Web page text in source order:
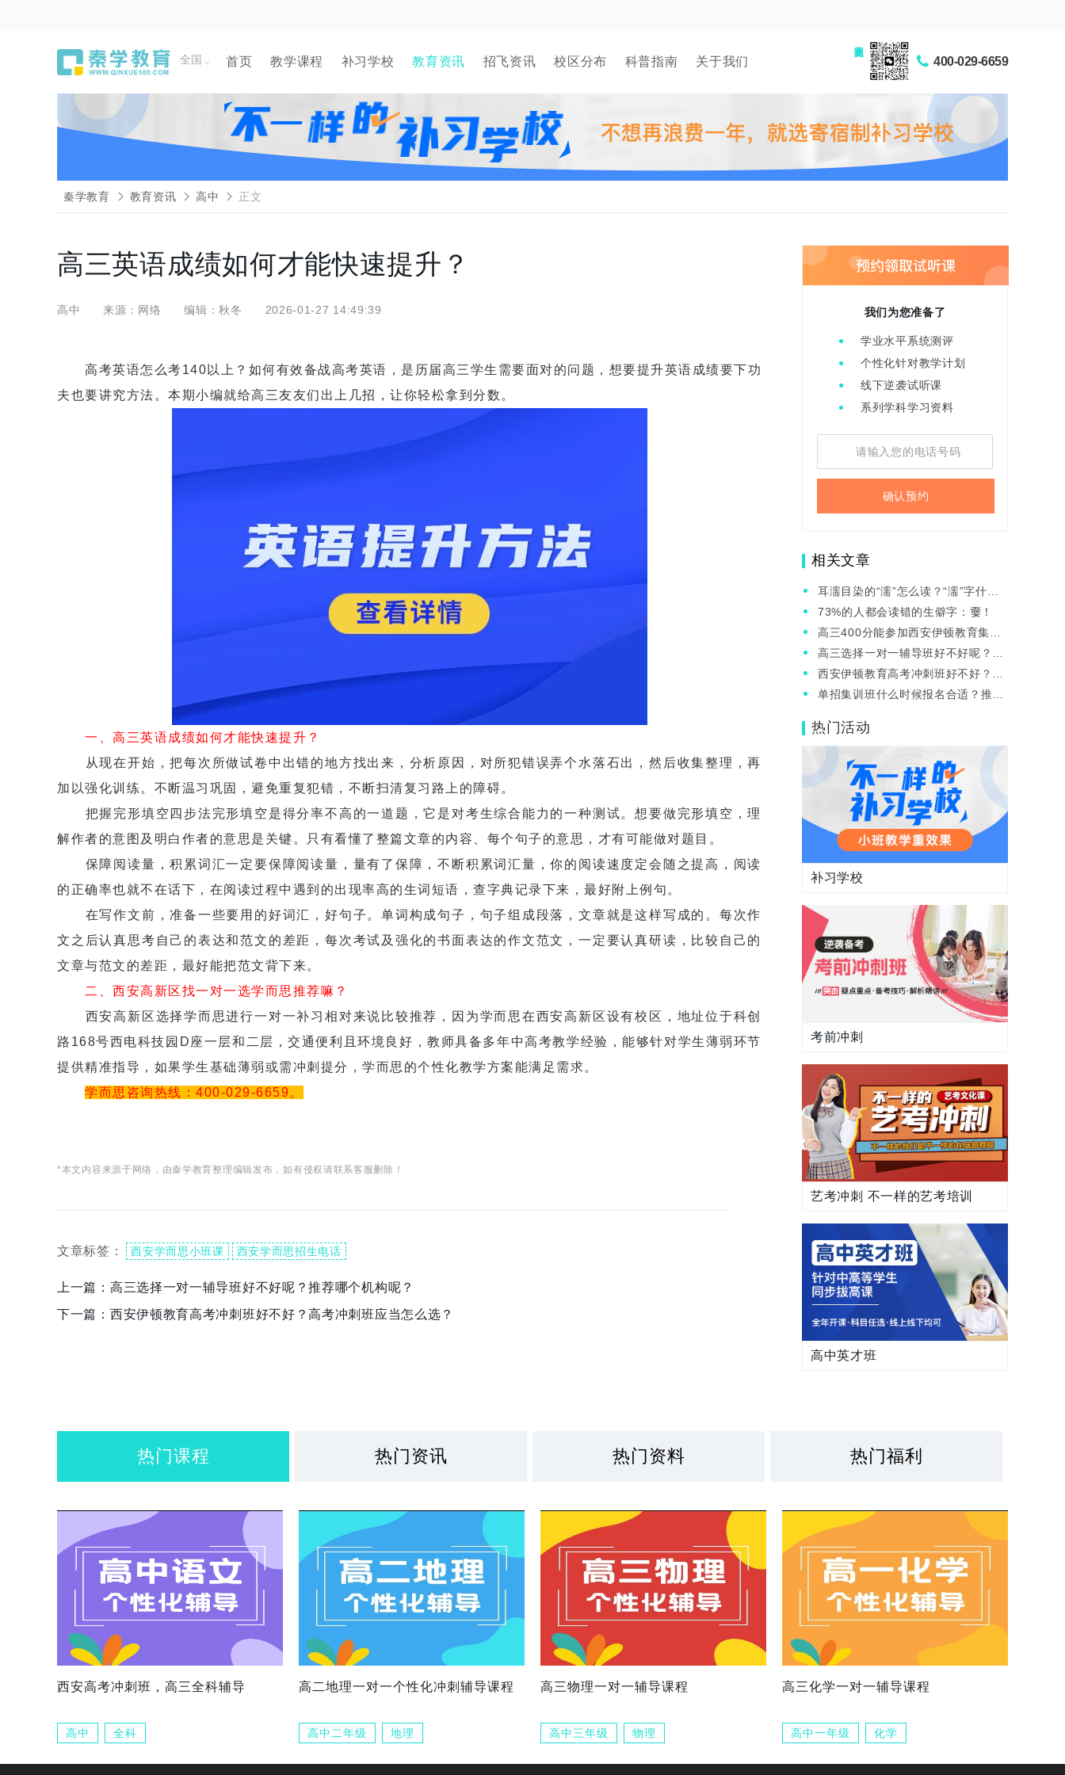
全国 首页 教学课程 补习学校 教育资讯 招飞资讯 校区分布 科普指南 关于我们 400-029-6659
秦学教育 教育资讯 高中 正文
高三英语成绩如何才能快速提升？
高中 来源：网络 编辑：秋冬 2026-01-27 14:49:39
高考英语怎么考140以上？如何有效备战高考英语，是历届高三学生需要面对的问题，想要提升英语成绩要下功
夫也要讲究方法。本期小编就给高三友友们出上几招，让你轻松拿到分数。
一、高三英语成绩如何才能快速提升？
从现在开始，把每次所做试卷中出错的地方找出来，分析原因，对所犯错误弄个水落石出，然后收集整理，再
加以强化训练。不断温习巩固，避免重复犯错，不断扫清复习路上的障碍。
把握完形填空四步法完形填空是得分率不高的一道题，它是对考生综合能力的一种测试。想要做完形填空，理
解作者的意图及明白作者的意思是关键。只有看懂了整篇文章的内容、每个句子的意思，才有可能做对题目。
保障阅读量，积累词汇一定要保障阅读量，量有了保障，不断积累词汇量，你的阅读速度定会随之提高，阅读
的正确率也就不在话下，在阅读过程中遇到的出现率高的生词短语，查字典记录下来，最好附上例句。
在写作文前，准备一些要用的好词汇，好句子。单词构成句子，句子组成段落，文章就是这样写成的。每次作
文之后认真思考自己的表达和范文的差距，每次考试及强化的书面表达的作文范文，一定要认真研读，比较自己的
文章与范文的差距，最好能把范文背下来。
二、西安高新区找一对一选学而思推荐嘛？
西安高新区选择学而思进行一对一补习相对来说比较推荐，因为学而思在西安高新区设有校区，地址位于科创
路168号西电科技园D座一层和二层，交通便利且环境良好，教师具备多年中高考教学经验，能够针对学生薄弱环节
提供精准指导，如果学生基础薄弱或需冲刺提分，学而思的个性化教学方案能满足需求。
学而思咨询热线：400-029-6659。
*本文内容来源于网络，由秦学教育整理编辑发布，如有侵权请联系客服删除！
文章标签： 西安学而思小班课 西安学而思招生电话
上一篇： 高三选择一对一辅导班好不好呢？推荐哪个机构呢？
下一篇： 西安伊顿教育高考冲刺班好不好？高考冲刺班应当怎么选？
我们为您准备了
学业水平系统测评
个性化针对教学计划
线下逆袭试听课
系列学科学习资料
确认预约
相关文章
耳濡目染的“濡”怎么读？“濡”字什么
意思？
73%的人都会读错的生僻字：嫑！
高三400分能参加西安伊顿教育集训
班吗？集训班应怎么选择？
高三选择一对一辅导班好不好呢？推
荐哪个机构呢？
西安伊顿教育高考冲刺班好不好？高
考冲刺班应当怎么选？
单招集训班什么时候报名合适？推荐
热门活动
补习学校
考前冲刺
艺考冲刺 不一样的艺考培训
高中英才班
热门课程 热门资讯 热门资料 热门福利
西安高考冲刺班，高三全科辅导
高中 全科
高二地理一对一个性化冲刺辅导课程
高中二年级 地理
高三物理一对一辅导课程
高中三年级 物理
高三化学一对一辅导课程
高中一年级 化学